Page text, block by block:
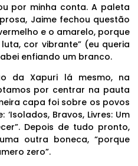
por minha conta. A paleta
Jaime fechou questão
e o amarelo, porque
cor vibrante” (eu queria
enfiando um branco.
da Xapuri lá mesmo, na
por centrar na pauta
capa foi sobre os povos
Bravos, Livres: Um
Depois de tudo pronto,
outra boneca, “porque
zero”.